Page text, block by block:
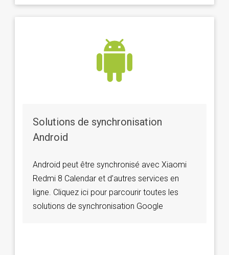
Solutions de synchronisation
Android
Android peut être synchronisé avec Xiaomi
Redmi 8 Calendar et d’autres services en
ligne. Cliquez ici pour parcourir toutes les
solutions de synchronisation Google